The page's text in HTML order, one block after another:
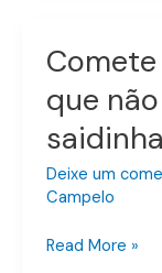
ou
autorização
para
ingresso
que
Deixe um
Campelo
Comete
o
condenado
não
apresenta
Read More »